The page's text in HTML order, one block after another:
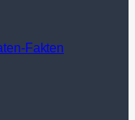
Fakten